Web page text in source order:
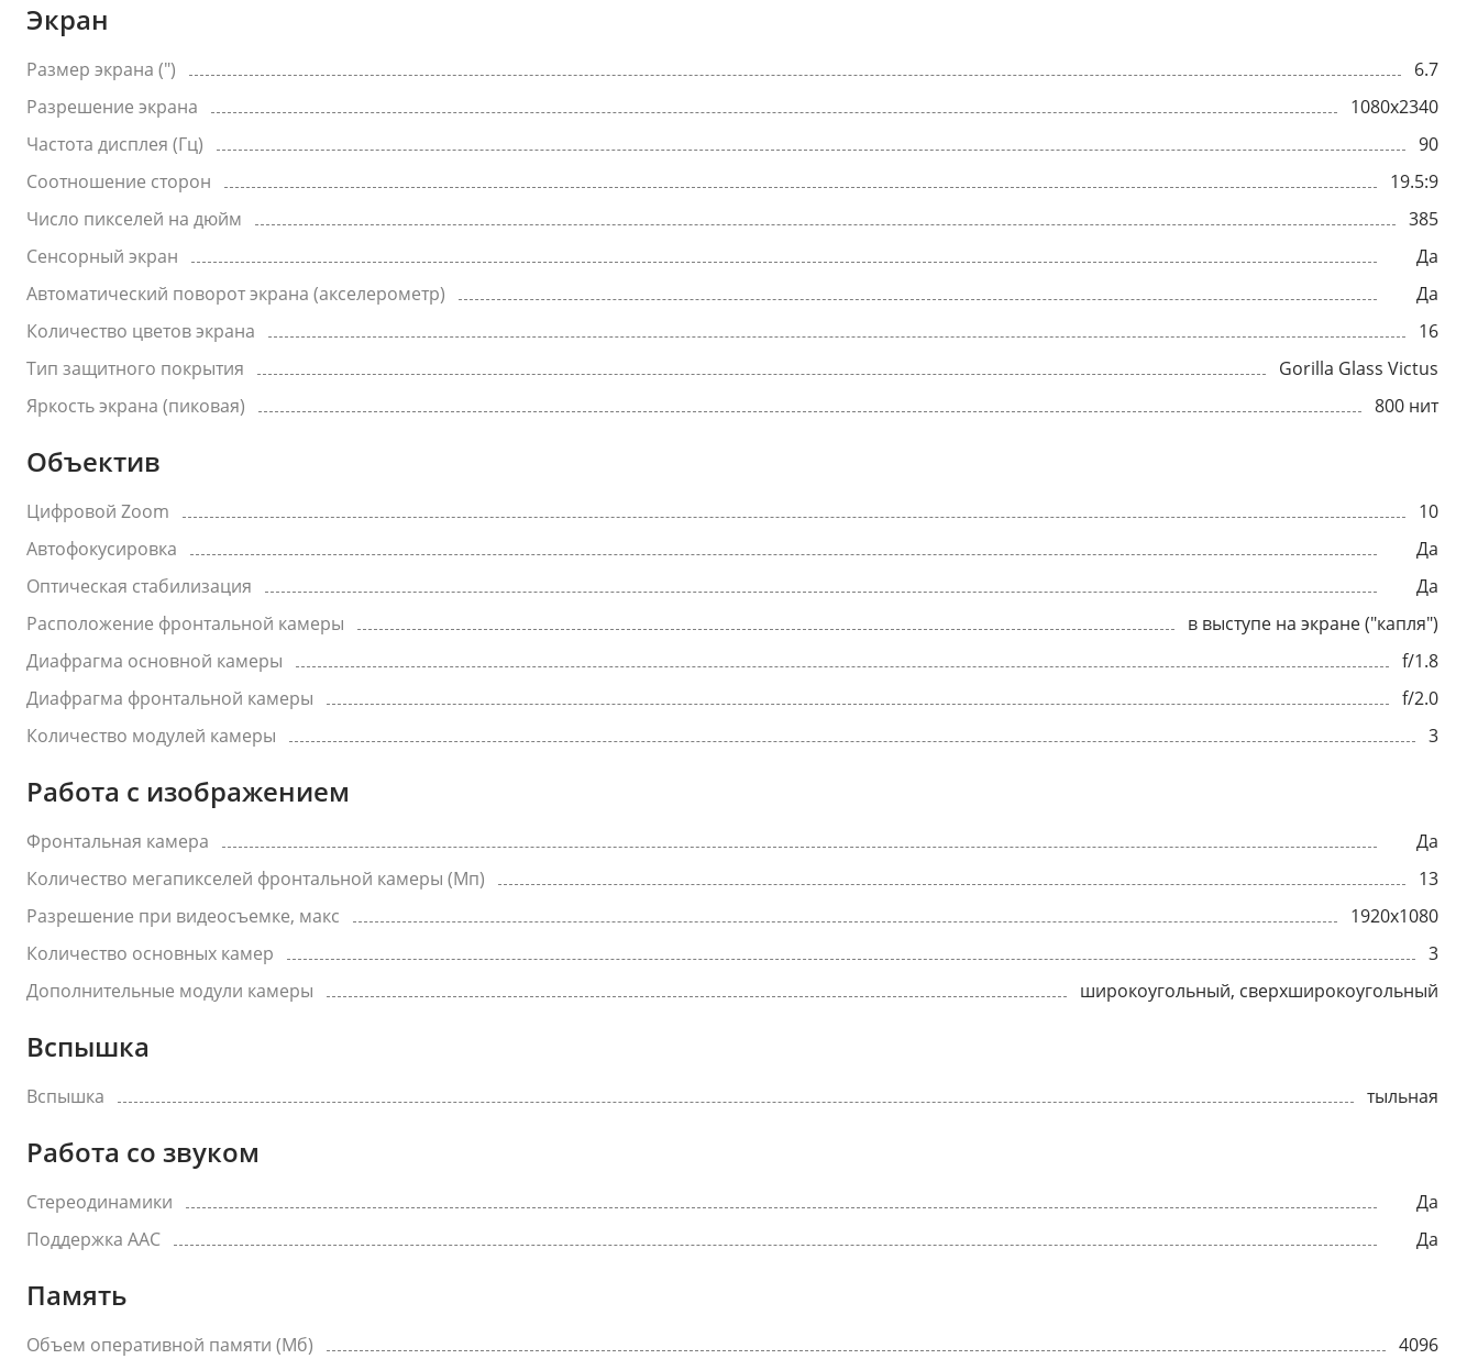
Экран
Размер экрана (")
6.7
Разрешение экрана
1080x2340
Частота дисплея (Гц)
90
Соотношение сторон
19.5:9
Число пикселей на дюйм
385
Сенсорный экран
Да
Автоматический поворот экрана (акселерометр)
Да
Количество цветов экрана
16
Тип защитного покрытия
Gorilla Glass Victus
Яркость экрана (пиковая)
800 нит
Объектив
Цифровой Zoom
10
Автофокусировка
Да
Оптическая стабилизация
Да
Расположение фронтальной камеры
в выступе на экране ("капля")
Диафрагма основной камеры
f/1.8
Диафрагма фронтальной камеры
f/2.0
Количество модулей камеры
3
Работа с изображением
Фронтальная камера
Да
Количество мегапикселей фронтальной камеры (Мп)
13
Разрешение при видеосъемке, макс
1920x1080
Количество основных камер
3
Дополнительные модули камеры
широкоугольный, сверхширокоугольный
Вспышка
Вспышка тыльная
Работа со звуком
Стереодинамики
Да
Поддержка AAC
Да
Память
Объем оперативной памяти (Мб) 4096